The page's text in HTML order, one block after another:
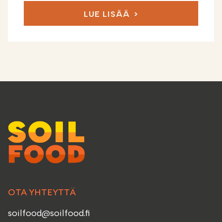
LUE LISÄÄ
OTA YHTEYTTÄ
soilfood@soilfood.fi